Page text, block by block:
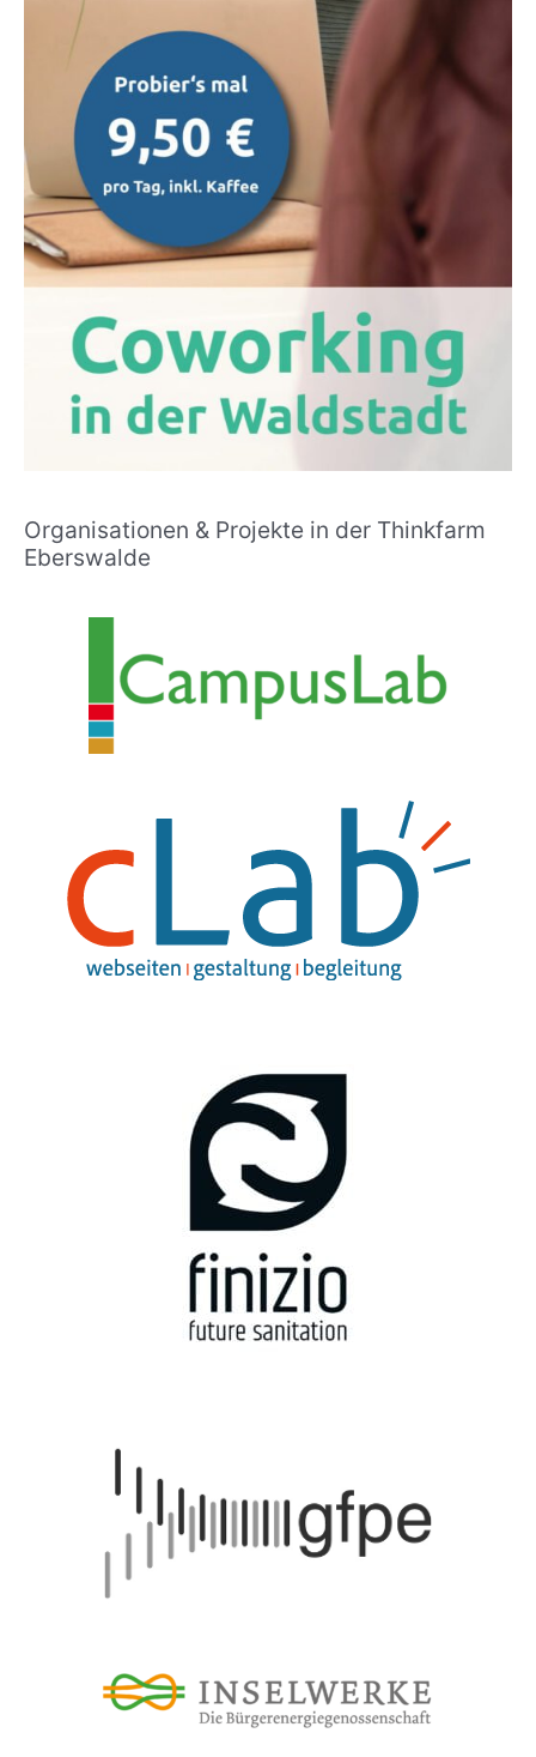
Organisationen & Projekte in der Thinkfarm
Eberswalde